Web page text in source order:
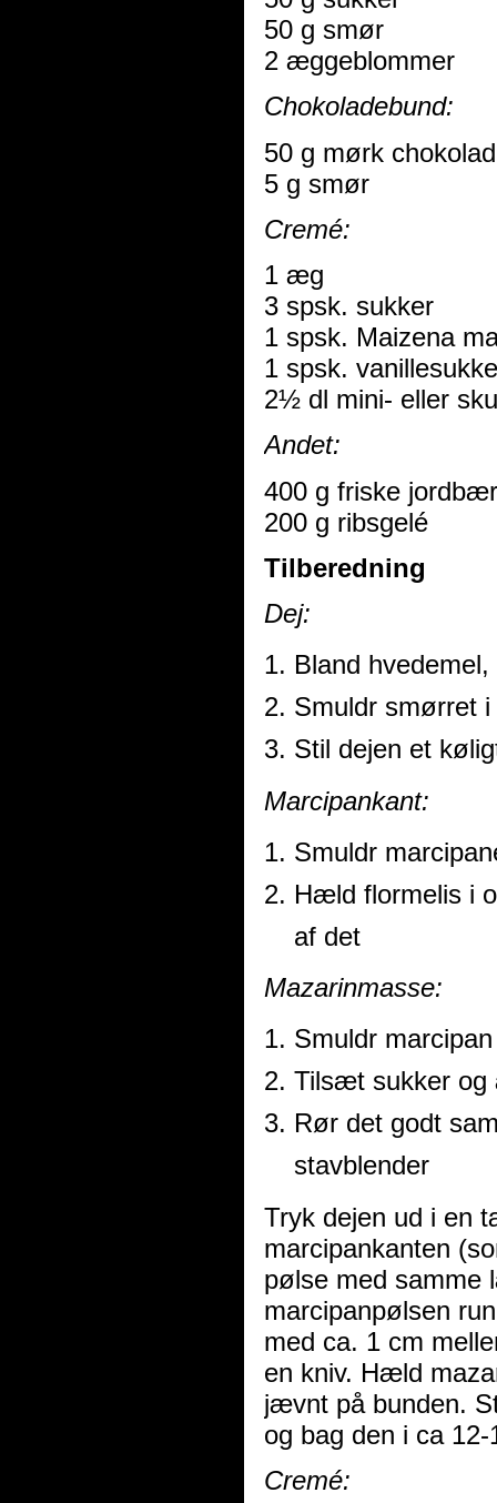
50 g smør
2 æggeblommer
Chokoladebund:
50 g mørk
5 g smør
Cremé:
1 æg
3 spsk. sukker
1 spsk. Maizena
1 spsk.
2½ dl mini- eller
Andet:
400 g friske jordbær
200 g ribsgelé
Tilberedning
Dej:
Bland
Smuldr smørret
Stil dejen et
Marcipankant:
Smuldr
Hæld flormelis i
af det
Mazarinmasse:
Smuldr
Tilsæt sukker og
Rør det godt
stavblender
Tryk dejen ud i en
marcipankanten
pølse med
marcipanpølsen
med ca. 1 cm
en kniv. Hæld
jævnt på bunden.
og bag den i ca
Cremé: